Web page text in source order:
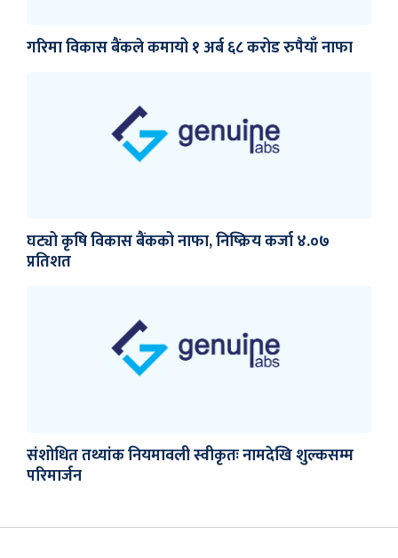
गरिमा विकास बैंकले कमायो १ अर्ब ६८ करोड रुपैयाँ नाफा
घट्यो कृषि विकास बैंकको नाफा, निष्क्रिय कर्जा ४.०७
प्रतिशत
संशोधित तथ्यांक नियमावली स्वीकृतः नामदेखि शुल्कसम्म
परिमार्जन